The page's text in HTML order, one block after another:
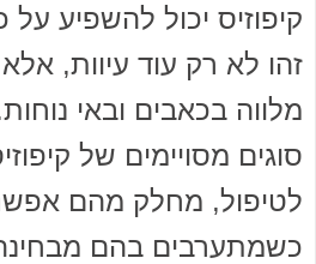
קיפוזיס יכול להשפיע על
זהו לא רק עוד עיוות,
מלווה בכאבים ובאי
סוגים מסויימים של
לטיפול, מחלק מהם
כשמתערבים בהם